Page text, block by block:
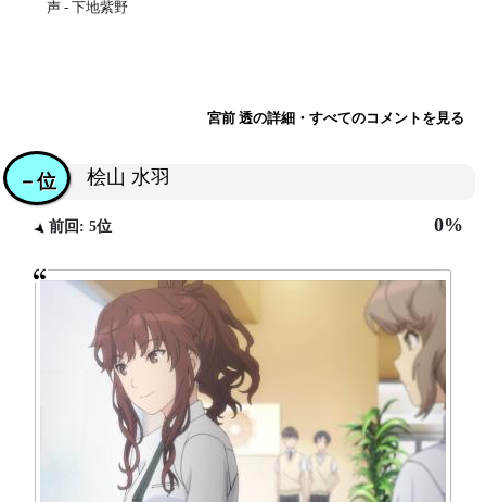
声 - 下地紫野
宮前 透の詳細・すべてのコメントを見る
桧山 水羽
－位
前回: 5位 0%